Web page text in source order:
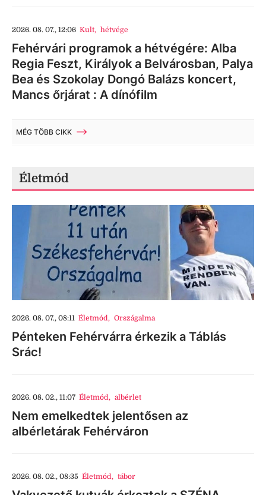
2026. 08. 07., 12:06 Kult, hétvége
Fehérvári programok a hétvégére: Alba
Regia Feszt, Királyok a Belvárosban, Palya
Bea és Szokolay Dongó Balázs koncert,
Mancs őrjárat : A dínófilm
MÉG TÖBB CIKK
Életmód
2026. 08. 07., 08:11 Életmód, Országalma
Pénteken Fehérvárra érkezik a Táblás
Srác!
2026. 08. 02., 11:07 Életmód, albérlet
Nem emelkedtek jelentősen az
albérletárak Fehérváron
2026. 08. 02., 08:35 Életmód, tábor